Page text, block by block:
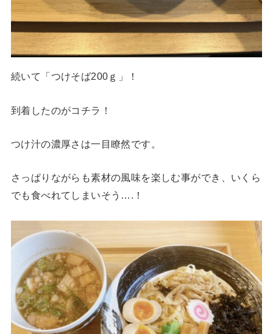
続いて「つけそば200ｇ」！
到着したのがコチラ！
つけ汁の濃厚さは一目瞭然です。
さっぱりながらも素材の風味を楽しむ事ができ、いくら
でも食べれてしまいそう….！